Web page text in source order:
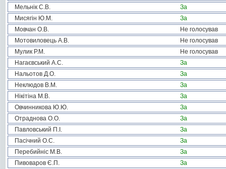
Мельнік С.В.
За
Мисягін Ю.М.
За
Мовчан О.В.
Не голосував
Мотовиловець А.В.
Не голосував
Мулик Р.М.
Не голосував
Нагаєвський А.С.
За
Нальотов Д.О.
За
Неклюдов В.М.
За
Нікітіна М.В.
За
Овчинникова Ю.Ю.
За
Отраднова О.О.
За
Павловський П.І.
За
Пасічний О.С.
За
Перебийніс М.В.
За
Пивоваров Є.П.
За